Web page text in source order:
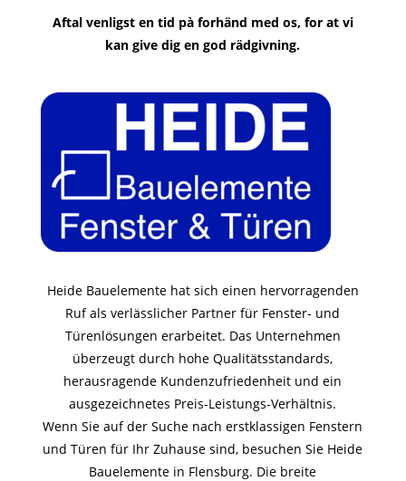
Aftal venligst en tid pà forhänd med os, for at vi
kan give dig en god rädgivning.
Heide Bauelemente hat sich einen hervorragenden
Ruf als verlässlicher Partner für Fenster- und
Türenlösungen erarbeitet. Das Unternehmen
überzeugt durch hohe Qualitätsstandards,
herausragende Kundenzufriedenheit und ein
ausgezeichnetes Preis-Leistungs-Verhältnis.
Wenn Sie auf der Suche nach erstklassigen Fenstern
und Türen für Ihr Zuhause sind, besuchen Sie Heide
Bauelemente in Flensburg. Die breite